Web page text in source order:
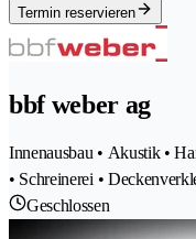
Termin reservieren
bbf weber ag
Innenausbau • Akustik •
• Schreinerei •
Geschlossen